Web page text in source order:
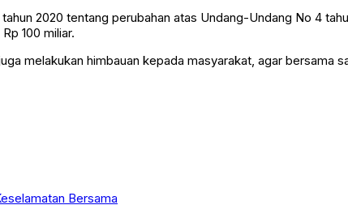
2020 tentang perubahan atas Undang-Undang No 4
100 miliar.
melakukan himbauan kepada masyarakat, agar bersama